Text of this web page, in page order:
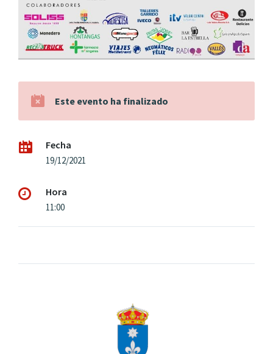
Este evento ha finalizado
Fecha
19/12/2021
Hora
11:00